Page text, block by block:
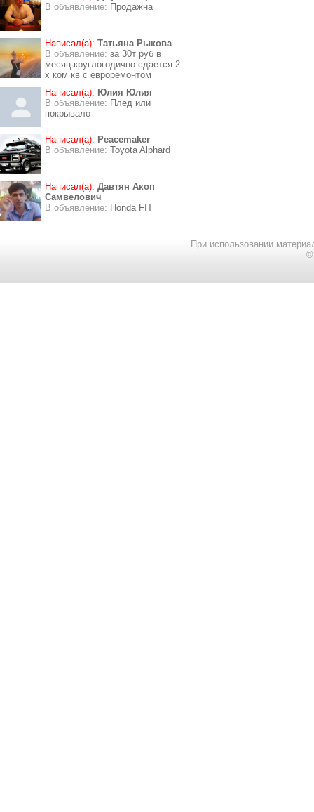
В объявление: Продажна
Написал(а): Татьяна Рыкова
В объявление: за 30т руб в
месяц круглогодично сдается 2-
х ком кв с евроремонтом
Написал(а): Юлия Юлия
В объявление: Плед или
покрывало
Написал(а): Peacemaker
В объявление: Toyota Alphard
Написал(а): Давтян Акоп
Самвелович
В объявление: Honda FIT
При использовании